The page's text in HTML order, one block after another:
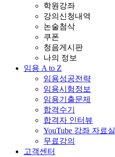
학원강좌
강의신청내역
논술첨삭
쿠폰
청음게시판
나의 정보
임용 A to Z
임용성공전략
임용시험정보
임용기출문제
합격수기
합격자 인터뷰
YouTube 강좌 자료실
무료강의
고객센터